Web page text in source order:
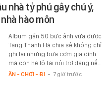
nhà tỷ phú gây chú ý,
hào môn
Album gần 50 bức ảnh vừa được
Tăng Thanh Hà chia sẻ không chỉ
ghi lại những bữa cơm gia đình
mà còn hé lộ tài nội trợ đáng nể…
ĂN - CHƠI - ĐI - 7 giờ trước